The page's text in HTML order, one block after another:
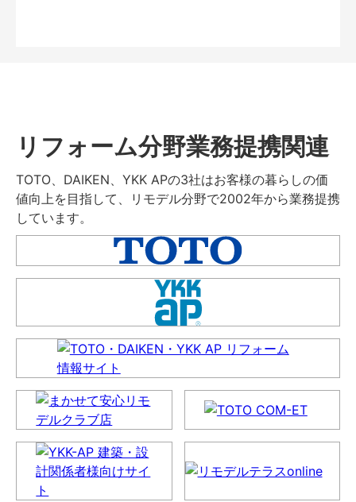
リフォーム分野業務提携関連
TOTO、DAIKEN、YKK APの3社はお客様の暮らしの価
値向上を目指して、リモデル分野で2002年から業務提携
しています。